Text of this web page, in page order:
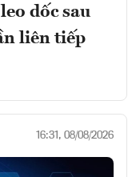
dốc sau
liên tiếp
16:31, 08/08/2026